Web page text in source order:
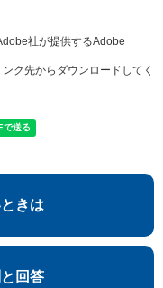
社が提供するAdobe
ク先からダウンロードしてく
きは
回答